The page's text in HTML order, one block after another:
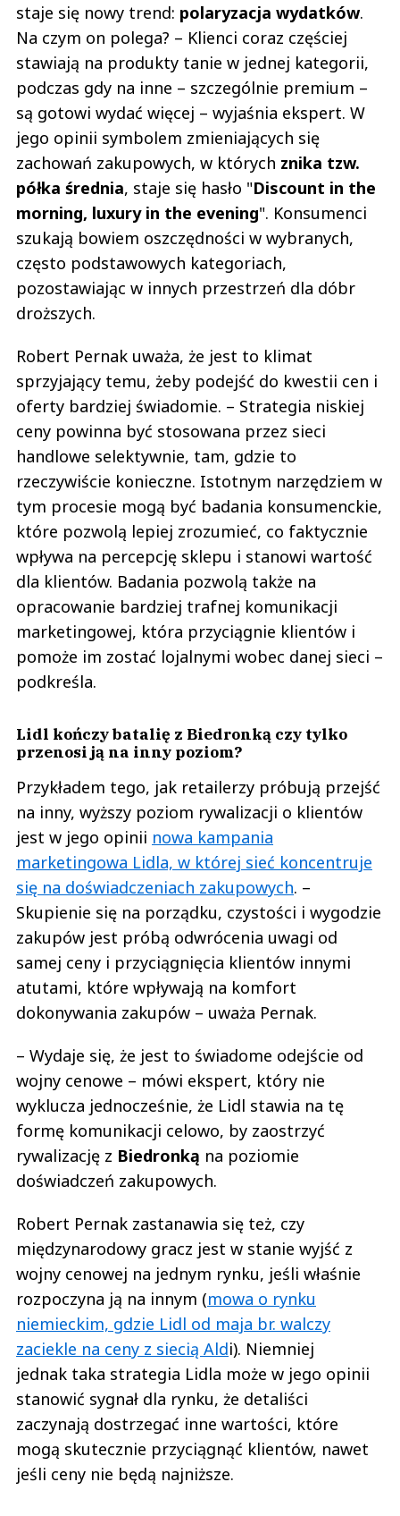
staje się nowy trend: polaryzacja wydatków.
Na czym on polega? – Klienci coraz częściej
stawiają na produkty tanie w jednej kategorii,
podczas gdy na inne – szczególnie premium –
są gotowi wydać więcej – wyjaśnia ekspert. W
jego opinii symbolem zmieniających się
zachowań zakupowych, w których znika tzw.
półka średnia, staje się hasło "Discount in the
morning, luxury in the evening". Konsumenci
szukają bowiem oszczędności w wybranych,
często podstawowych kategoriach,
pozostawiając w innych przestrzeń dla dóbr
droższych.
Robert Pernak uważa, że jest to klimat
sprzyjający temu, żeby podejść do kwestii cen i
oferty bardziej świadomie. – Strategia niskiej
ceny powinna być stosowana przez sieci
handlowe selektywnie, tam, gdzie to
rzeczywiście konieczne. Istotnym narzędziem w
tym procesie mogą być badania konsumenckie,
które pozwolą lepiej zrozumieć, co faktycznie
wpływa na percepcję sklepu i stanowi wartość
dla klientów. Badania pozwolą także na
opracowanie bardziej trafnej komunikacji
marketingowej, która przyciągnie klientów i
pomoże im zostać lojalnymi wobec danej sieci –
podkreśla.
Lidl kończy batalię z Biedronką czy tylko
przenosi ją na inny poziom?
Przykładem tego, jak retailerzy próbują przejść
na inny, wyższy poziom rywalizacji o klientów
jest w jego opinii nowa kampania
marketingowa Lidla, w której sieć koncentruje
się na doświadczeniach zakupowych. –
Skupienie się na porządku, czystości i wygodzie
zakupów jest próbą odwrócenia uwagi od
samej ceny i przyciągnięcia klientów innymi
atutami, które wpływają na komfort
dokonywania zakupów – uważa Pernak.
– Wydaje się, że jest to świadome odejście od
wojny cenowe – mówi ekspert, który nie
wyklucza jednocześnie, że Lidl stawia na tę
formę komunikacji celowo, by zaostrzyć
rywalizację z Biedronką na poziomie
doświadczeń zakupowych.
Robert Pernak zastanawia się też, czy
międzynarodowy gracz jest w stanie wyjść z
wojny cenowej na jednym rynku, jeśli właśnie
rozpoczyna ją na innym (mowa o rynku
niemieckim, gdzie Lidl od maja br. walczy
zaciekle na ceny z siecią Aldi). Niemniej
jednak taka strategia Lidla może w jego opinii
stanowić sygnał dla rynku, że detaliści
zaczynają dostrzegać inne wartości, które
mogą skutecznie przyciągnąć klientów, nawet
jeśli ceny nie będą najniższe.